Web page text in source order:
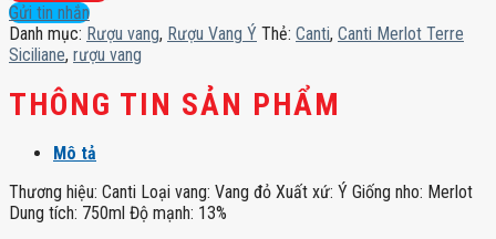
Siciliane
số
lượng
Gửi tin nhắn
Danh mục: Rượu vang, Rượu Vang Ý Thẻ: Canti, Canti Merlot Terre
Siciliane, rượu vang
THÔNG TIN SẢN PHẨM
Mô tả
Thương hiệu: Canti Loại vang: Vang đỏ Xuất xứ: Ý Giống nho: Merlot
Dung tích: 750ml Độ mạnh: 13%